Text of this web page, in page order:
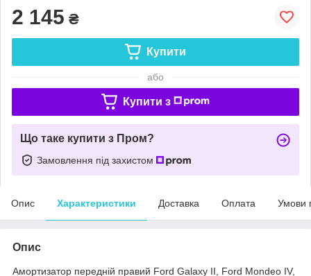
2 145 ₴
Купити
або
Купити з
Що таке купити з Пром?
Замовлення під захистом
Опис Характеристики Доставка Оплата Умови
Опис
Амортизатор передній правий Ford Galaxy II, Ford Mondeo IV,